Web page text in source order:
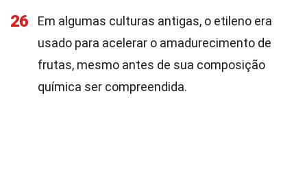
26
Em algumas culturas antigas, o etileno era
usado para acelerar o amadurecimento de
frutas, mesmo antes de sua composição
química ser compreendida.